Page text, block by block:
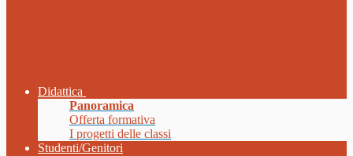
Didattica
Panoramica
Offerta formativa
I progetti delle classi
Studenti/Genitori